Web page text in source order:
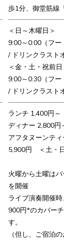
歩1分、御堂筋線
＜日～木曜日＞
9:00～0:00（フ
/ ドリンクラスト
＜金・土・祝前日
9:00～0:30（フ
/ ドリンクラスト
ランチ 1,400円～
ディナー 2,800円
アフタヌーンテ
5,900円 ＜土・
火曜から土曜は
を開催
ライブ演奏開催
900円*のカバー
す。
（但し、ご宿泊